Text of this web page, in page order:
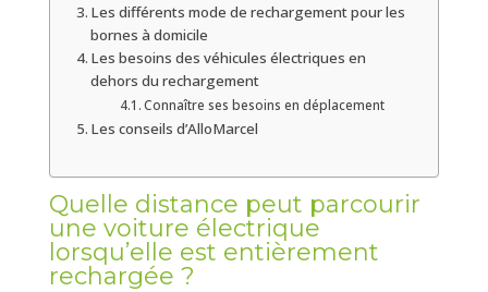
Les différents mode de rechargement pour les
bornes à domicile
Les besoins des véhicules électriques en
dehors du rechargement
Connaître ses besoins en déplacement
Les conseils d’AlloMarcel
Quelle distance peut parcourir
une voiture électrique
lorsqu’elle est entièrement
rechargée ?